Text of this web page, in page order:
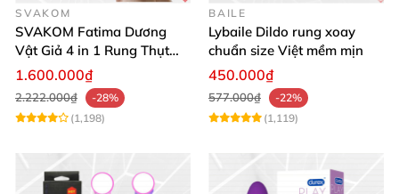
SVAKOM
SVAKOM Fatima Dương
Vật Giả 4 in 1 Rung Thụt
Hút Toả Nhiệt Massage Cho
1.600.000₫
2.222.000₫
-28%
(1,198)
BAILE
Lybaile Dildo rung xoay
chuẩn size Việt mềm mịn
450.000₫
577.000₫
-22%
(1,119)